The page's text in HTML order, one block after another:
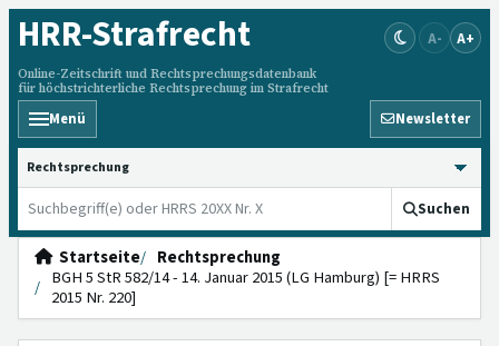
HRR-Strafrecht
Online-Zeitschrift und Rechtsprechungsdatenbank
für höchstrichterliche Rechtsprechung im Strafrecht
A- A+
Menü Newsletter
HRRS durchsuchen
Suchen
Startseite
Rechtsprechung
BGH 5 StR 582/14 - 14. Januar 2015 (LG Hamburg) [= HRRS
2015 Nr. 220]